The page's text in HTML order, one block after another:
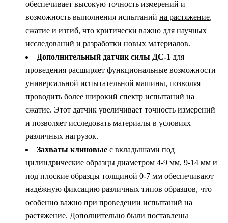
обеспечивает высокую точность измерений и
возможность выполнения испытаний на растяжение,
сжатие и изгиб, что критически важно для научных
исследований и разработки новых материалов.
Дополнительный датчик силы ДС-1 для
проведения расширяет функциональные возможности
универсальной испытательной машины, позволяя
проводить более широкий спектр испытаний на
сжатие. Этот датчик увеличивает точность измерений
и позволяет исследовать материалы в условиях
различных нагрузок.
Захваты клиновые с вкладышами под
цилиндрические образцы диаметром 4-9 мм, 9-14 мм и
под плоские образцы толщиной 0-7 мм обеспечивают
надёжную фиксацию различных типов образцов, что
особенно важно при проведении испытаний на
растяжение. Дополнительно были поставлены